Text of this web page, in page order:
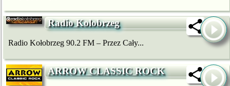
Radio Kolobrzeg
Radio Kołobrzeg 90.2 FM – Przez Cały...
ARROW CLASSIC ROCK